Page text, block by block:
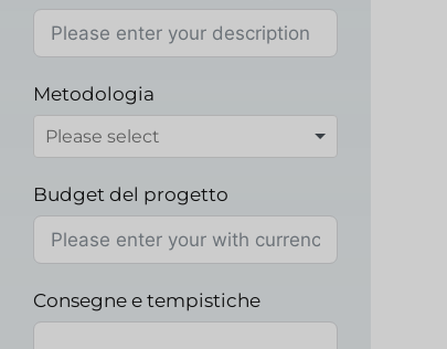
Metodologia
Budget del progetto
Consegne e tempistiche